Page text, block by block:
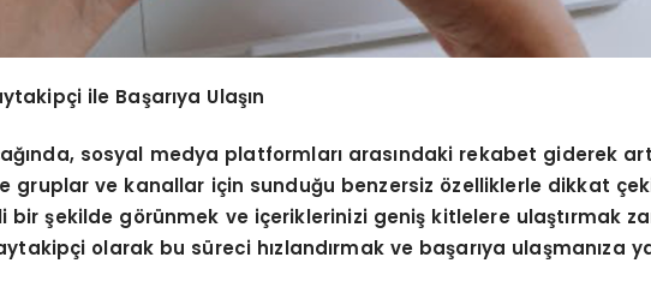
ile Başarıya Ulaşın
sosyal medya platformları arasındaki rekabet giderek
gruplar ve kanallar için sunduğu benzersiz özelliklerle dikkat
bir şekilde görünmek ve içeriklerinizi geniş kitlelere ulaştırmak
olarak bu süreci hızlandırmak ve başarıya ulaşmanıza